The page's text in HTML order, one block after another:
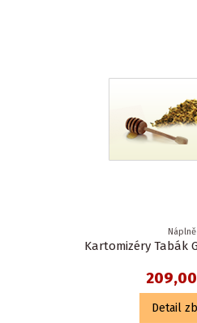
Náplně
Kartomizéry Tabák
Detail